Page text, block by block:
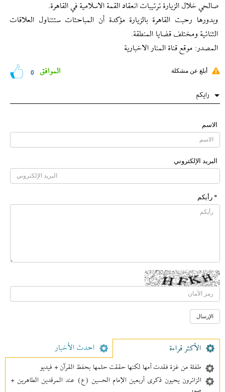
صالحي خلال الزيارة ترتيبات انعقاد القمة الاسلامية في القاهرة.
وبدورها رحبت القاهرة بالزيارة مؤكدة أن المباحثات ستتناول العلاقات
الثنائية ومختلف قضايا المنطقة.
المصدر: موقع قناة المنار الاخبارية
أبلغ عن مشكلة 0 الموافق
رایکم
الاسم
البرید الإلکتروني
* رأیکم
الأکثر قراءة احدث الأخبار
طفلة من غزة فقدت أمها لكنها حققت حلمها بحفظ القرآن + فيديو
الزائرون يحيون ذكرى أربعين الإمام الحسين (ع) عند المرقدين الطاهرين +